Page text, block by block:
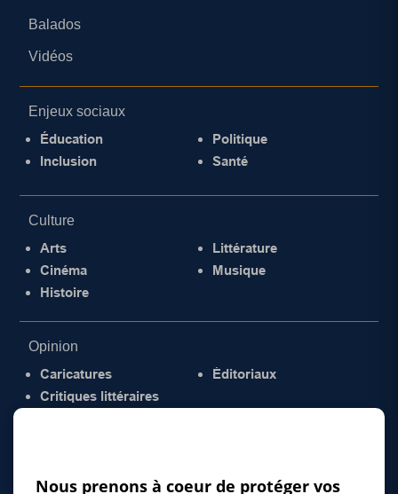
Balados
Vidéos
Enjeux sociaux
Éducation
Inclusion
Politique
Santé
Culture
Arts
Cinéma
Histoire
Littérature
Musique
Opinion
Caricatures
Critiques littéraires
Éditoriaux
Nous prenons à coeur de protéger vos